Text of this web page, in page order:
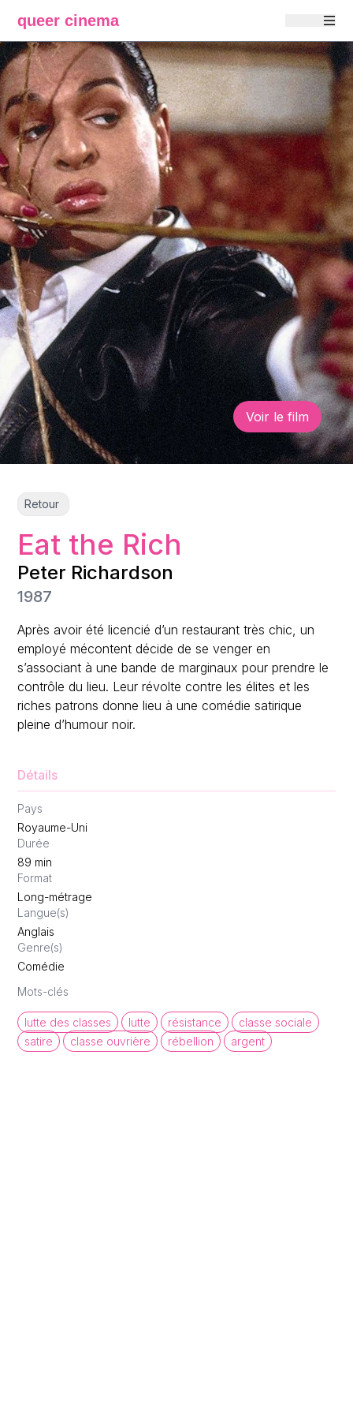
queer cinema
Voir le film
Retour
Eat the Rich
Peter Richardson
1987
Après avoir été licencié d’un restaurant très chic, un
employé mécontent décide de se venger en
s’associant à une bande de marginaux pour prendre le
contrôle du lieu. Leur révolte contre les élites et les
riches patrons donne lieu à une comédie satirique
pleine d’humour noir.
Détails
Pays
Royaume-Uni
Durée
89 min
Format
Long-métrage
Langue(s)
Anglais
Genre(s)
Comédie
Mots-clés
lutte des classes lutte résistance
classe sociale
satire
classe ouvrière rébellion argent